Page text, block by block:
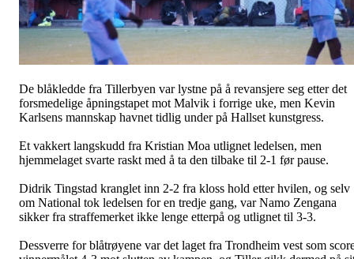
De blåkledde fra Tillerbyen var lystne på å revansjere seg etter det
forsmedelige åpningstapet mot Malvik i forrige uke, men Kevin
Karlsens mannskap havnet tidlig under på Hallset kunstgress.
Et vakkert langskudd fra Kristian Moa utlignet ledelsen, men
hjemmelaget svarte raskt med å ta den tilbake til 2-1 før pause.
Didrik Tingstad kranglet inn 2-2 fra kloss hold etter hvilen, og selv
om National tok ledelsen for en tredje gang, var Namo Zengana
sikker fra straffemerket ikke lenge etterpå og utlignet til 3-3.
Dessverre for blåtrøyene var det laget fra Trondheim vest som